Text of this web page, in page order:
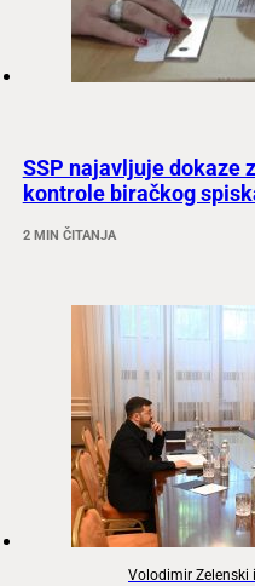
SSP najavljuje dokaze
kontrole biračkog
2 MIN ČITANJA
Volodimir Zelenski